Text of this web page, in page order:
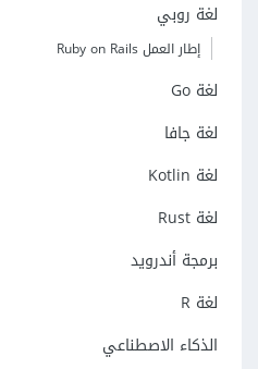
لغة روبي
إطار العمل Ruby on Rails
لغة Go
لغة جافا
لغة Kotlin
لغة Rust
برمجة أندرويد
لغة R
الذكاء الاصطناعي